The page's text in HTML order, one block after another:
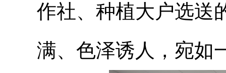
作社、种植大户选送
满、色泽诱人，宛如